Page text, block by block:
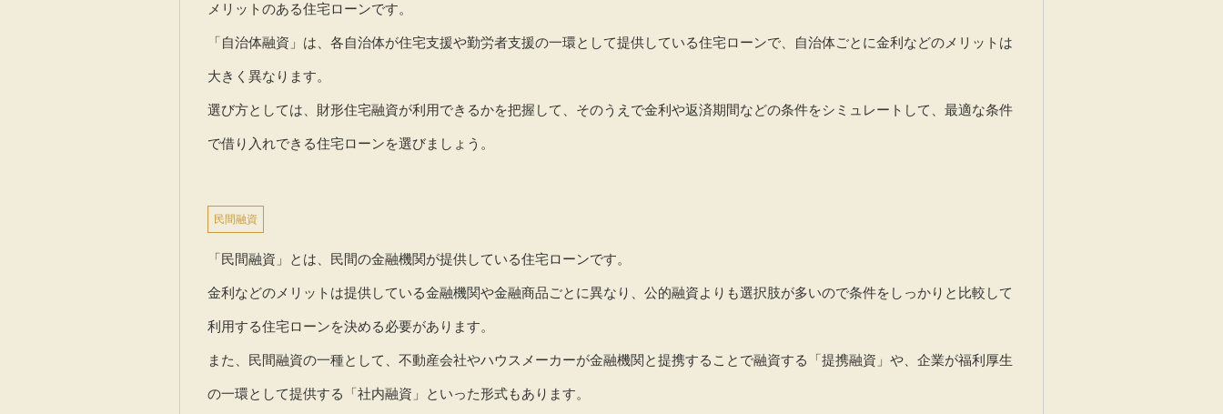
メリットのある住宅ローンです。
「自治体融資」は、各自治体が住宅支援や勤労者支援の一環として提供している住宅ローンで、自治体ごとに金利などのメリットは
大きく異なります。
選び方としては、財形住宅融資が利用できるかを把握して、そのうえで金利や返済期間などの条件をシミュレートして、最適な条件
で借り入れできる住宅ローンを選びましょう。
民間融資
「民間融資」とは、民間の金融機関が提供している住宅ローンです。
金利などのメリットは提供している金融機関や金融商品ごとに異なり、公的融資よりも選択肢が多いので条件をしっかりと比較して
利用する住宅ローンを決める必要があります。
また、民間融資の一種として、不動産会社やハウスメーカーが金融機関と提携することで融資する「提携融資」や、企業が福利厚生
の一環として提供する「社内融資」といった形式もあります。